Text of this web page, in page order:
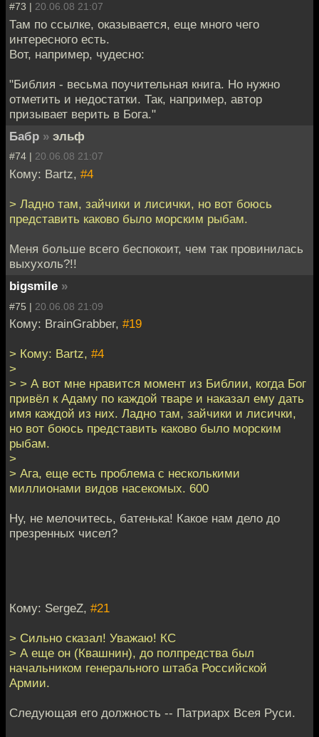
#73 | 20.06.08 21:07
Там по ссылке, оказывается, еще много чего
интересного есть.
Вот, например, чудесно:
"Библия - весьма поучительная книга. Но нужно
отметить и недостатки. Так, например, автор
призывает верить в Бога."
Бабр » эльф
#74 | 20.06.08 21:07
Кому: Bartz, #4
> Ладно там, зайчики и лисички, но вот боюсь
представить каково было морским рыбам.
Меня больше всего беспокоит, чем так провинилась
выхухоль?!!
bigsmile »
#75 | 20.06.08 21:09
Кому: BrainGrabber, #19
> Кому: Bartz, #4
>
> > А вот мне нравится момент из Библии, когда Бог
привёл к Адаму по каждой тваре и наказал ему дать
имя каждой из них. Ладно там, зайчики и лисички,
но вот боюсь представить каково было морским
рыбам.
>
> Ага, еще есть проблема с несколькими
миллионами видов насекомых. 600
Ну, не мелочитесь, батенька! Какое нам дело до
презренных чисел?
Кому: SergeZ, #21
> Сильно сказал! Уважаю! КС
> А еще он (Квашнин), до полпредства был
начальником генерального штаба Российской
Армии.
Следующая его должность -- Патриарх Всея Руси.